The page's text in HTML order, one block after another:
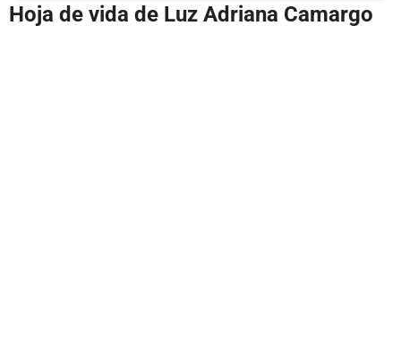
Hoja de vida de Luz Adriana Camargo